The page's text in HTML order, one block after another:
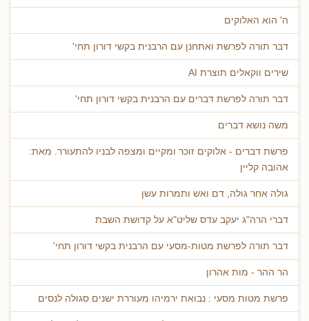
ה' הוא האלוקים
דבר תורה לפרשת ואתחנן עם הרבנית בקשי דורון תחי'
שירים ווקאלים תוצרת AI
דבר תורה לפרשת דברים עם הרבנית בקשי דורון תחי'
משה נושא דברים
פרשת דברים - אלוקים זוכר ומקיים ומצפה לבניו להתעורר. מאת:
אהובה קליין
גולה אחר גולה, דם ואש ותמרות עשן
דברי הרה"ג יעקב עדס שליט"א על קדושת השבת
דבר תורה לפרשת מטות-מסעי עם הרבנית בקשי דורון תחי'
הר ההר - מות אהרון
פרשת מטות מסעי : נבואת ירמיהו מעוררת ישנים סגולה לנסים